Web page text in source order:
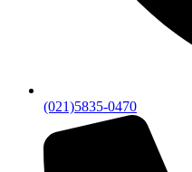
(021)5835-0470